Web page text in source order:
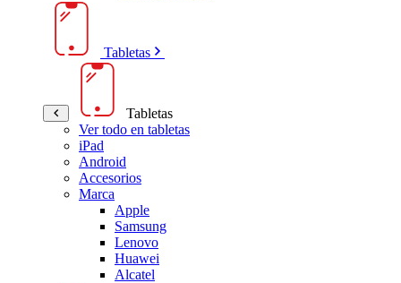
Tabletas
Tabletas
Ver todo en tabletas
iPad
Android
Accesorios
Marca
Apple
Samsung
Lenovo
Huawei
Alcatel